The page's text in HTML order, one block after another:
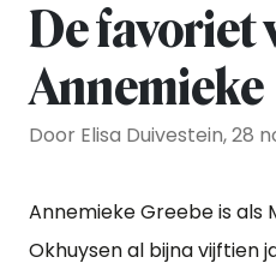
De favoriet
Annemieke
Door Elisa Duivestein, 28
Annemieke Greebe is als
Okhuysen al bijna vijftien